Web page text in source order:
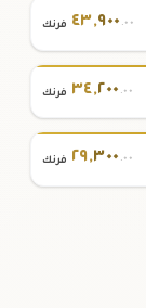
٤٣,٩٠٠ .٠٠ فرنك
٣٤,٢٠٠ .٠٠ فرنك
٢٩,٣٠٠ .٠٠ فرنك